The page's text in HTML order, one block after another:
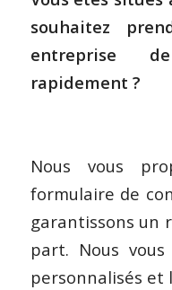
souhaitez
entreprise
rapidement ?
Nous vous
formulaire de
garantissons un
part. Nous
personnalisés et